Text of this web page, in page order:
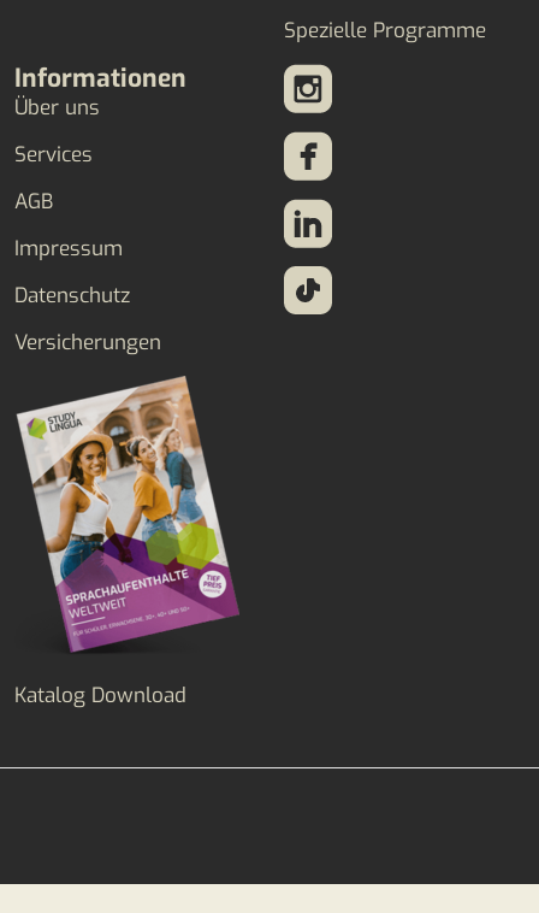
Spezielle Programme
Informationen
Über uns
Services
AGB
Impressum
Datenschutz
Versicherungen
Katalog Download